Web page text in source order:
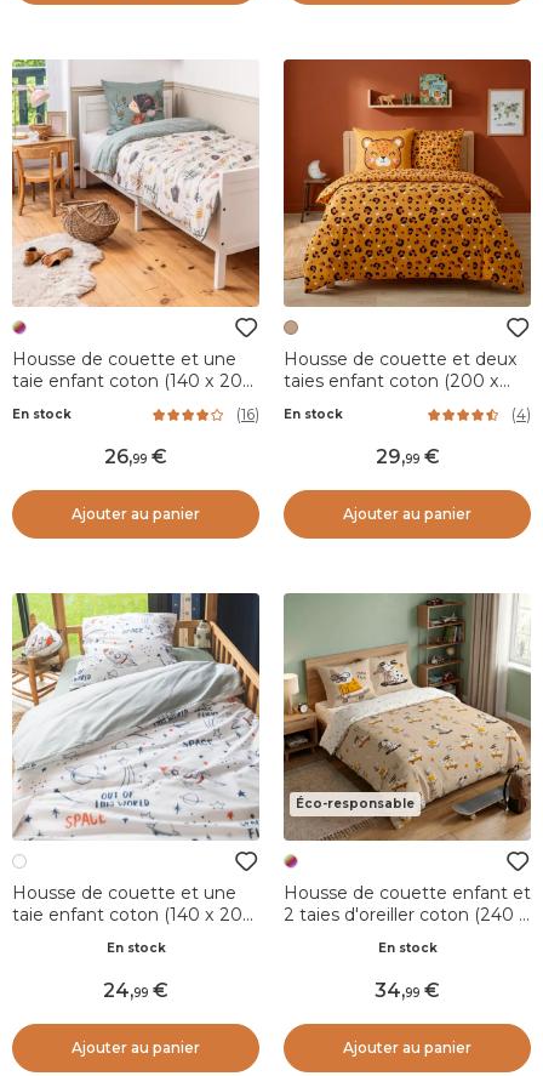
Housse de couette et une
taie enfant coton (140 x 200
En stock (16)
26,99
Ajouter au panier
Housse de couette et deux
taies enfant coton (200 x
En stock (4)
29,99
Ajouter au panier
Housse de couette et une
taie enfant coton (140 x 200
En stock
24,99
Ajouter au panier
Éco-responsable
Housse de couette enfant et
2 taies d'oreiller coton (240 x
En stock
34,99
Ajouter au panier